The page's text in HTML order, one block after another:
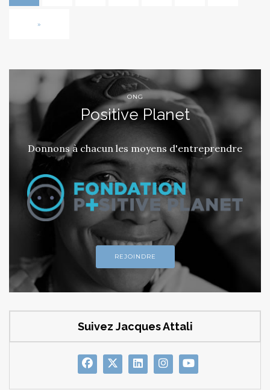
»
ONG
Positive Planet
Donnons à chacun les moyens d'entreprendre
REJOINDRE
Suivez Jacques Attali